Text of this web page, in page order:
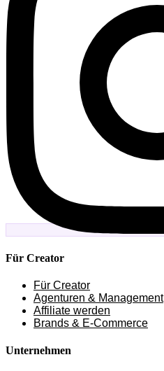
Für Creator
Für Creator
Agenturen & Management
Affiliate werden
Brands & E-Commerce
Unternehmen